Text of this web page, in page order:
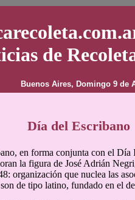
de
Buenos Aires, Domingo 9 de
Día del Escribano
en forma conjunta con el
la figura de José Adrián
organización que nuclea las
de tipo latino, fundado en el